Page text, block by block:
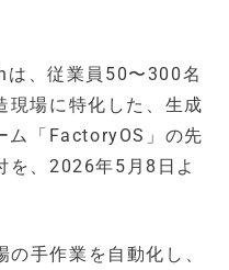
は、従業員50〜300名
現場に特化した、生成
ム「FactoryOS」の先
を、2026年5月8日よ
手作業を自動化し、